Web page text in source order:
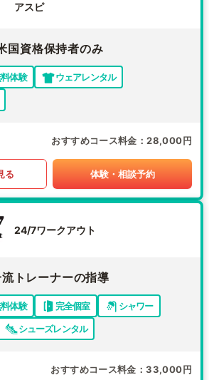
アスピ
国資格保持者のみ
体験
ウェアレンタル
おすすめコース料金 28,000円
る 体験・相談予約
24/7ワークアウト
トレーナーの指導
体験 完全個室
シャワー
シューズレンタル
おすすめコース料金 33,000円